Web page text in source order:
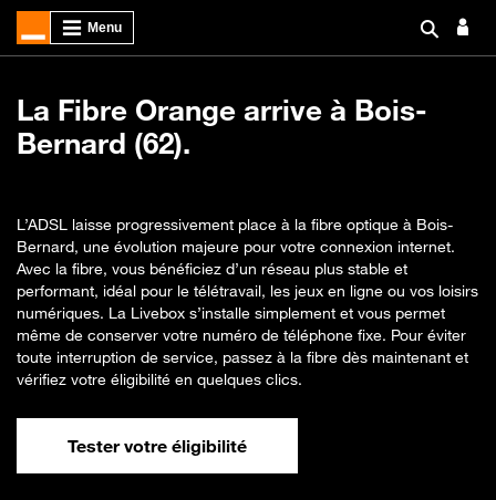
La Fibre Orange arrive à Bois-
Bernard (62).
L’ADSL laisse progressivement place à la fibre optique à Bois-
Bernard, une évolution majeure pour votre connexion internet.
Avec la fibre, vous bénéficiez d’un réseau plus stable et
performant, idéal pour le télétravail, les jeux en ligne ou vos loisirs
numériques. La Livebox s’installe simplement et vous permet
même de conserver votre numéro de téléphone fixe. Pour éviter
toute interruption de service, passez à la fibre dès maintenant et
vérifiez votre éligibilité en quelques clics.
Tester votre éligibilité